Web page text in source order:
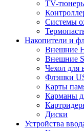
TV-
Системы
Накопители и
Внешние
Внешние
Чехол для
Флэшки
Карты
Карманы
Диски
Устройства